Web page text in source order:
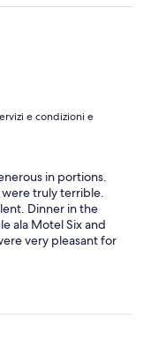
e condizioni e
in portions.
truly terrible.
Dinner in the
ala Motel Six and
very pleasant for
and friendly.
to the